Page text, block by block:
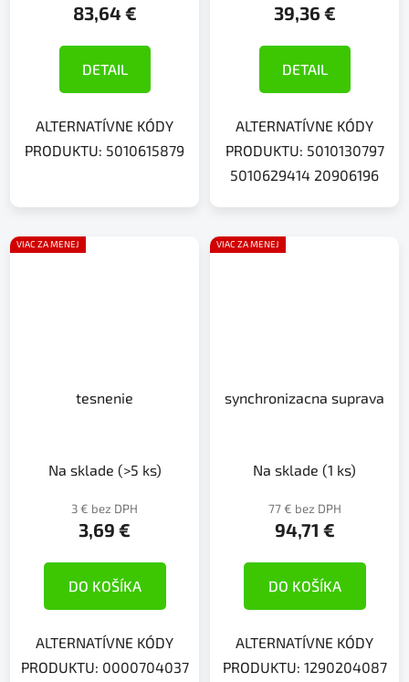
83,64 €
DETAIL
ALTERNATÍVNE KÓDY
PRODUKTU: 5010615879
39,36 €
DETAIL
ALTERNATÍVNE KÓDY
PRODUKTU: 5010130797
5010629414 20906196
VIAC ZA MENEJ
tesnenie
Na sklade (>5 ks)
3 € bez DPH
3,69 €
DO KOŠÍKA
ALTERNATÍVNE KÓDY
PRODUKTU: 0000704037
VIAC ZA MENEJ
synchronizacna suprava
Na sklade (1 ks)
77 € bez DPH
94,71 €
DO KOŠÍKA
ALTERNATÍVNE KÓDY
PRODUKTU: 1290204087